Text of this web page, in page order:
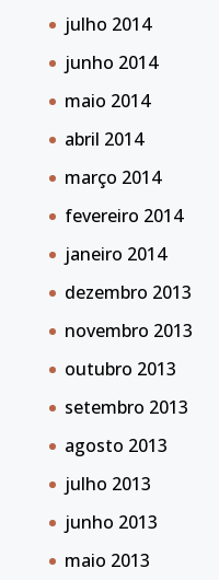
julho 2014
junho 2014
maio 2014
abril 2014
março 2014
fevereiro 2014
janeiro 2014
dezembro 2013
novembro 2013
outubro 2013
setembro 2013
agosto 2013
julho 2013
junho 2013
maio 2013